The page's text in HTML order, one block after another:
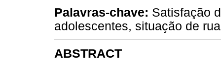
Palavras-chave: Satisfação
adolescentes, situação de
ABSTRACT